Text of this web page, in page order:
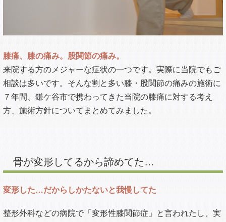
膝痛、膝の痛み。股関節の痛み。
来院する方のメジャーな症状の一つです。実際に当院でもご
相談は多いです。そんな割と多い膝・股関節の痛みの施術に
７年間、鎌ケ谷市で携わってきた当院の膝痛に対する考え
方、施術方針についてまとめてみました。
骨が変形してるから諦めてた…
変形した…だからしかたないと我慢してた
整形外科などの病院で「変形性膝関節症」と言われたし、実